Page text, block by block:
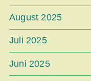
August 2025
Juli 2025
Juni 2025